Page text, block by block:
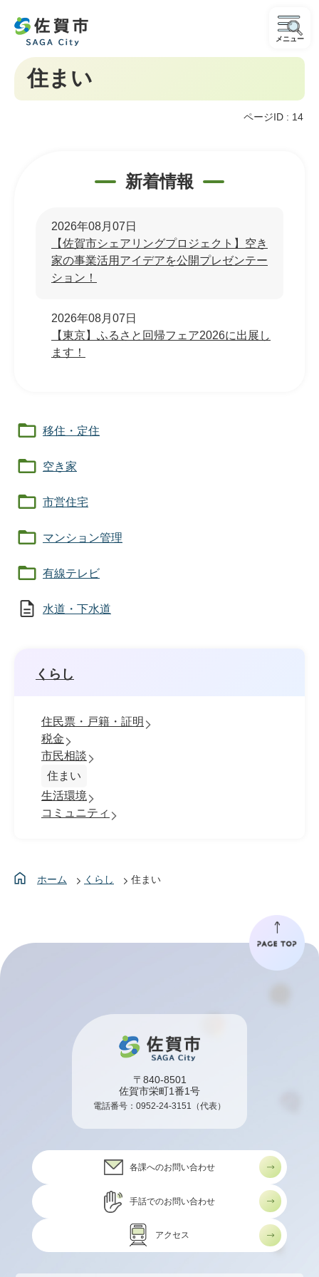
メニュー
住まい
ページID : 14
新着情報
2026年08月07日
【佐賀市シェアリングプロジェクト】空き
家の事業活用アイデアを公開プレゼンテー
ション！
2026年08月07日
【東京】ふるさと回帰フェア2026に出展し
ます！
移住・定住
空き家
市営住宅
マンション管理
有線テレビ
水道・下水道
くらし
住民票・戸籍・証明
税金
市民相談
住まい
生活環境
コミュニティ
ホーム くらし 住まい
〒840-8501
佐賀市栄町1番1号
電話番号： 0952-24-3151 （代表）
各課へのお問い合わせ
手話でのお問い合わせ
アクセス